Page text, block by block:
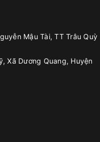
Mậu Tài, TT Trâu Quỳ
Xã Dương Quang, Huyện